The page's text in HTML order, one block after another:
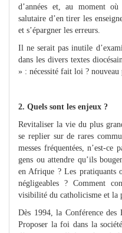
d’années et, au moment
salutaire d’en tirer les
et s’épargner les erreurs.
Il ne serait pas inutile
dans les divers textes
» : nécessité fait loi ? nouveau
2. Quels sont les enjeux ?
Revitaliser la vie du plus
se replier sur de rares
messes fréquentées, n’est-
gens ou attendre qu’ils
en Afrique ? Les pratiquants
négligeables ? Comment
visibilité du catholicisme et la
Dès 1994, la Conférence
Proposer la foi dans la